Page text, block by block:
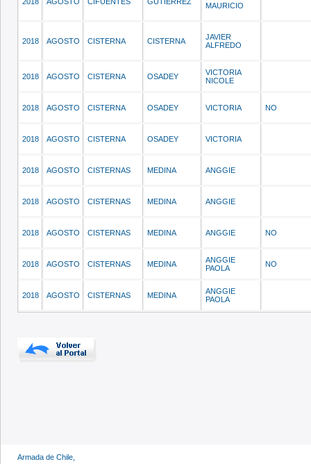
MAURICIO
2018 AGOSTO CISTERNA CISTERNA
JAVIER
ALFREDO
2018 AGOSTO CISTERNA OSADEY
VICTORIA
NICOLE
2018 AGOSTO CISTERNA OSADEY VICTORIA NO
2018 AGOSTO CISTERNA OSADEY VICTORIA
2018 AGOSTO CISTERNAS MEDINA ANGGIE
2018 AGOSTO CISTERNAS MEDINA ANGGIE
2018 AGOSTO CISTERNAS MEDINA ANGGIE NO
2018 AGOSTO CISTERNAS MEDINA
ANGGIE
PAOLA
NO
2018 AGOSTO CISTERNAS MEDINA
ANGGIE
PAOLA